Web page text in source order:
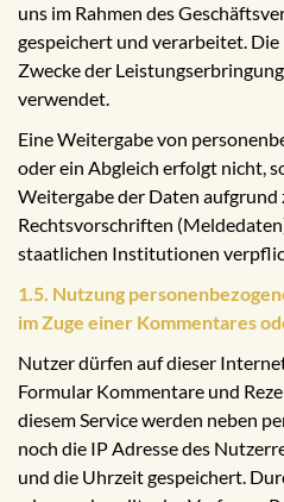
uns im Rahmen des
gespeichert und verarbeitet.
Zwecke der
verwendet.
Eine Weitergabe von
oder ein Abgleich erfolgt nicht,
Weitergabe der Daten aufgrund
Rechtsvorschriften
staatlichen Institutionen
1.5. Nutzung
im Zuge einer Kommentares
Nutzer dürfen auf dieser
Formular Kommentare und
diesem Service werden neben
noch die IP Adresse des
und die Uhrzeit gespeichert.